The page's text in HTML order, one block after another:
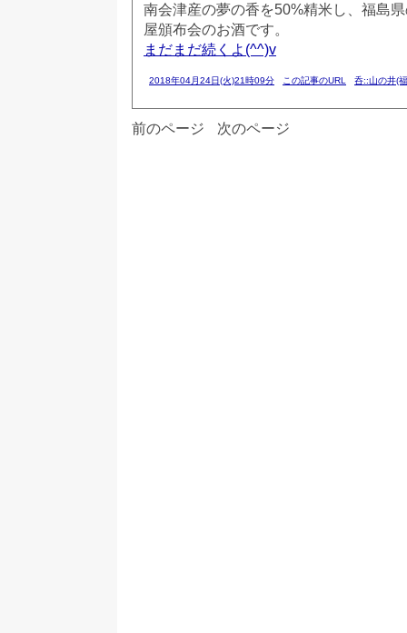
南会津産の夢の香を50%精米し、福島
屋頒布会のお酒です。
まだまだ続くよ(^^)v
2018年04月24日(火)21時09分 この記事のURL 呑::山の井(
前のページ 次のページ